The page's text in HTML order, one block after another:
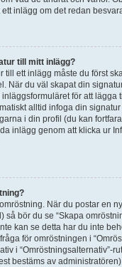
inlägg om det redan
till mitt inlägg?
till ett inlägg måste du först
När du väl skapat din
för att lägga
alltid infoga din
i din profil (du kan
inlägg genom att klicka ur
När du postar en
så bör du se “Skapa
kan se detta har du inte
för omröstningen i
i “Omröstningsalternativ”-
bestäms av